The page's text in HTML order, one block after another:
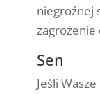
niegroźnej
zagrożenie
Sen
Jeśli